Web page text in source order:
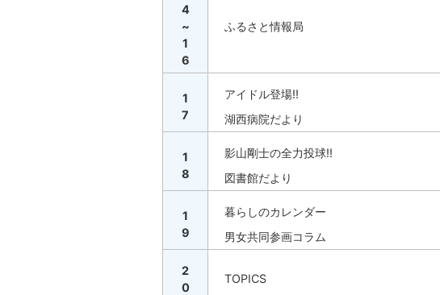
4
~
1
6
ふるさと情報局
1
7
アイドル登場!!
湖西病院だより
1
8
影山剛士の全力投球!!
図書館だより
1
9
暮らしのカレンダー
男女共同参画コラム
2
0
TOPICS